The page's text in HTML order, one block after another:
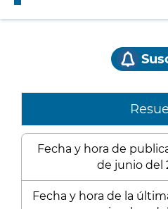
Fecha y hora de
de junio del
Fecha y hora de la